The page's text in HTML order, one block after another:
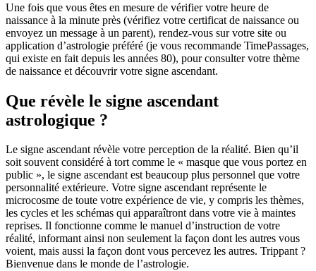
Une fois que vous êtes en mesure de vérifier votre heure de
naissance à la minute près (vérifiez votre certificat de naissance ou
envoyez un message à un parent), rendez-vous sur votre site ou
application d’astrologie préféré (je vous recommande TimePassages,
qui existe en fait depuis les années 80), pour consulter votre thème
de naissance et découvrir votre signe ascendant.
Que révèle le signe ascendant
astrologique ?
Le signe ascendant révèle votre perception de la réalité. Bien qu’il
soit souvent considéré à tort comme le « masque que vous portez en
public », le signe ascendant est beaucoup plus personnel que votre
personnalité extérieure. Votre signe ascendant représente le
microcosme de toute votre expérience de vie, y compris les thèmes,
les cycles et les schémas qui apparaîtront dans votre vie à maintes
reprises. Il fonctionne comme le manuel d’instruction de votre
réalité, informant ainsi non seulement la façon dont les autres vous
voient, mais aussi la façon dont vous percevez les autres. Trippant ?
Bienvenue dans le monde de l’astrologie.